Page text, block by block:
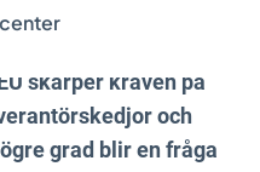
aktsamhet) i
skärper kraven på
och
grad blir en fråga